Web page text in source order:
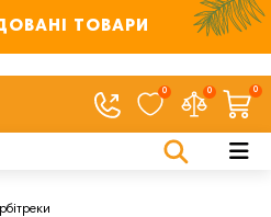
ТОВАРИ
0 0 0